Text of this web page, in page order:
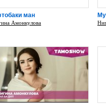
ман
Амонкулова